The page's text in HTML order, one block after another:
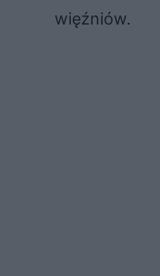
więźniów.